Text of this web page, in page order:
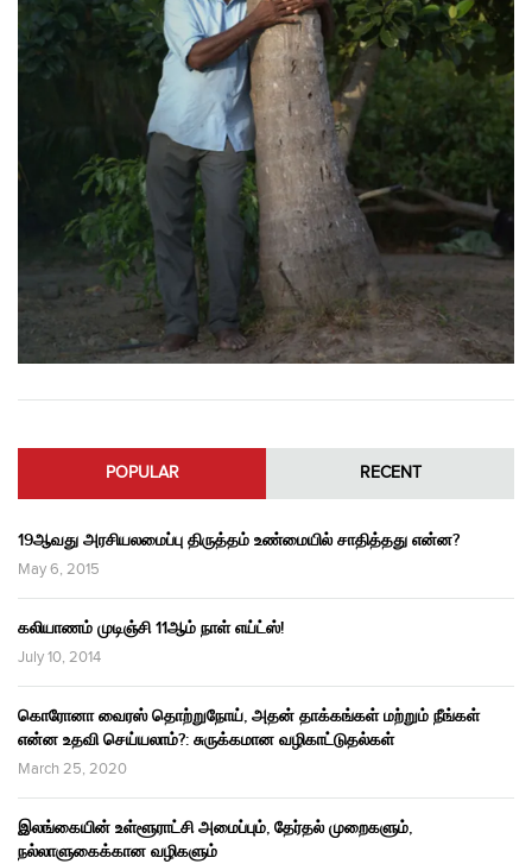
POPULAR RECENT
19ஆவது அரசியலமைப்பு திருத்தம் உண்மையில் சாதித்தது என்ன?
May 6, 2015
கலியாணம் முடிஞ்சி 11ஆம் நாள் எய்ட்ஸ்!
July 10, 2014
கொரோனா வைரஸ் தொற்றுநோய், அதன் தாக்கங்கள் மற்றும் நீங்கள்
என்ன உதவி செய்யலாம்?: சுருக்கமான வழிகாட்டுதல்கள்
March 25, 2020
இலங்கையின் உள்ளூராட்சி அமைப்பும், தேர்தல் முறைகளும்,
நல்லாளுகைக்கான வழிகளும்